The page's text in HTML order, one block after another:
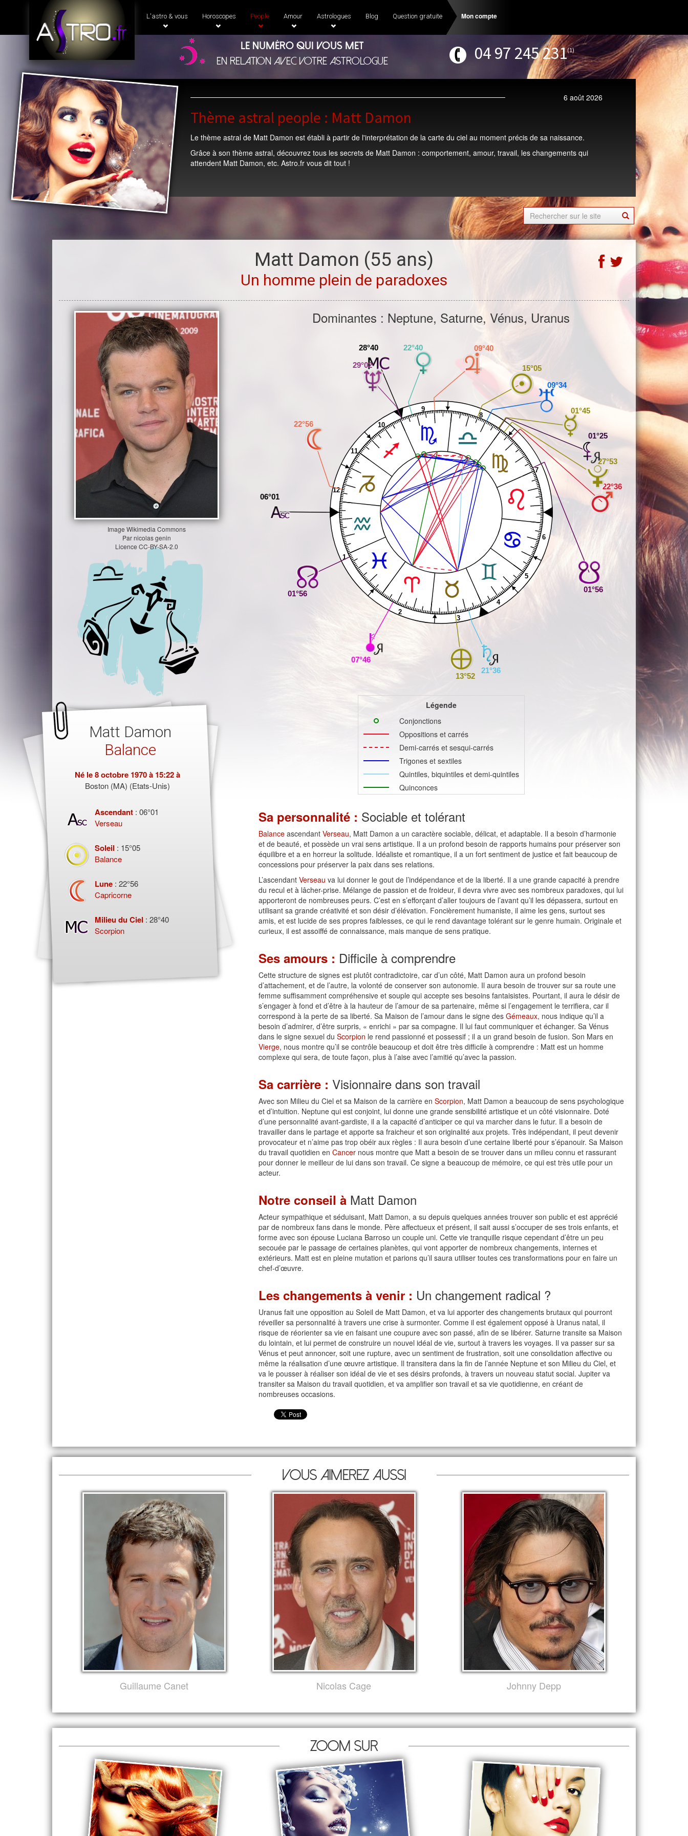
L'astro & vous Horoscopes People Amour Astrologues Blog Question gratuite Mon compte
Le numéro qui vous met
en relation avec votre astrologue
04 97 245 231(1)
6 août 2026
Thème astral people : Matt Damon
Le thème astral de Matt Damon est établi à partir de l'interprétation de la carte du ciel au moment précis de sa naissance.
Grâce à son thème astral, découvrez tous les secrets de Matt Damon : comportement, amour, travail, les changements qui
attendent Matt Damon, etc. Astro.fr vous dit tout !
Matt Damon (55 ans)
Un homme plein de paradoxes
Image Wikimedia Commons
Parnicolas genin
Licence CC-BY-SA-2.0
Matt Damon
Balance
Né le8 octobre 1970à 15:22 à
Boston (MA) (Etats-Unis)
Ascendant : 06°01
Verseau
Soleil : 15°05
Balance
Lune : 22°56
Capricorne
Milieu du Ciel : 28°40
Scorpion
Dominantes : Neptune, Saturne, Vénus, Uranus
1
2
3
4
5
6
7
8
9
10
11
12
06°01
01°56
07°46
13°52
21°36
01°56
22°36
27°53
01°25
01°45
09°34
15°05
09°40
22°40
28°40
29°02
22°56
Légende
Conjonctions
Oppositions et carrés
Demi-carrés et sesqui-carrés
Trigones et sextiles
Quintiles, biquintiles et demi-quintiles
Quinconces
Sa personnalité : Sociable et tolérant
Balanceascendant Verseau, Matt Damon a un caractère sociable, délicat, et adaptable. Il a besoin d’harmonie
et de beauté, et possède un vrai sens artistique. Il a un profond besoin de rapports humains pour préserver son
équilibre et a en horreur la solitude. Idéaliste et romantique, il a un fort sentiment de justice et fait beaucoup de
concessions pour préserver la paix dans ses relations.
L’ascendant Verseau va lui donner le gout de l’indépendance et de la liberté. Il a une grande capacité à prendre
du recul et à lâcher-prise. Mélange de passion et de froideur, il devra vivre avec ses nombreux paradoxes, qui lui
apporteront de nombreuses peurs. C’est en s’efforçant d’aller toujours de l’avant qu’il les dépassera, surtout en
utilisant sa grande créativité et son désir d’élévation. Foncièrement humaniste, il aime les gens, surtout ses
amis, et est lucide de ses propres faiblesses, ce qui le rend davantage tolérant sur le genre humain. Originale et
curieux, il est assoiffé de connaissance, mais manque de sens pratique.
Ses amours : Difficile à comprendre
Cette structure de signes est plutôt contradictoire, car d’un côté, Matt Damon aura un profond besoin
d’attachement, et de l’autre, la volonté de conserver son autonomie. Il aura besoin de trouver sur sa route une
femme suffisamment compréhensive et souple qui accepte ses besoins fantaisistes. Pourtant, il aura le désir de
s’engager à fond et d’être à la hauteur de l’amour de sa partenaire, même si l’engagement le terrifiera, car il
correspond à la perte de sa liberté. Sa Maison de l’amour dans le signe des Gémeaux, nous indique qu’il a
besoin d’admirer, d’être surpris, « enrichi » par sa compagne. Il lui faut communiquer et échanger. Sa Vénus
dans le signe sexuel du Scorpion le rend passionné et possessif ; il a un grand besoin de fusion. Son Mars en
Vierge, nous montre qu’il se contrôle beaucoup et doit être très difficile à comprendre : Matt est un homme
complexe qui sera, de toute façon, plus à l’aise avec l’amitié qu’avec la passion.
Sa carrière : Visionnaire dans son travail
Avec son Milieu du Ciel et sa Maison de la carrière en Scorpion, Matt Damon a beaucoup de sens psychologique
et d’intuition. Neptune qui est conjoint, lui donne une grande sensibilité artistique et un côté visionnaire. Doté
d’une personnalité avant-gardiste, il a la capacité d’anticiper ce qui va marcher dans le futur. Il a besoin de
travailler dans le partage et apporte sa fraicheur et son originalité aux projets. Très indépendant, il peut devenir
provocateur et n’aime pas trop obéir aux règles : Il aura besoin d’une certaine liberté pour s’épanouir. Sa Maison
du travail quotidien en Cancernous montre que Matt a besoin de se trouver dans un milieu connu et rassurant
pour donner le meilleur de lui dans son travail. Ce signe a beaucoup de mémoire, ce qui est très utile pour un
acteur.
Notre conseil àMatt Damon
Acteur sympathique et séduisant, Matt Damon, a su depuis quelques années trouver son public et est apprécié
par de nombreux fans dans le monde. Père affectueux et présent, il sait aussi s’occuper de ses trois enfants, et
forme avec son épouse Luciana Barroso un couple uni. Cette vie tranquille risque cependant d’être un peu
secouée par le passage de certaines planètes, qui vont apporter de nombreux changements, internes et
extérieurs. Matt est en pleine mutation et parions qu’il saura utiliser toutes ces transformations pour en faire un
chef-d’œuvre.
Les changements à venir : Un changement radical ?
Uranus fait une opposition au Soleil de Matt Damon, et va lui apporter des changements brutaux qui pourront
réveiller sa personnalité à travers une crise à surmonter. Comme il est également opposé à Uranus natal, il
risque de réorienter sa vie en faisant une coupure avec son passé, afin de se libérer. Saturne transite sa Maison
du lointain, et lui permet de construire un nouvel idéal de vie, surtout à travers les voyages. Il va passer sur sa
Vénus et peut annoncer, soit une rupture, avec un sentiment de frustration, soit une consolidation affective ou
même la réalisation d’une œuvre artistique. Il transitera dans la fin de l’année Neptune et son Milieu du Ciel, et
va le pousser à réaliser son idéal de vie et ses désirs profonds, à travers un nouveau statut social. Jupiter va
transiter sa Maison du travail quotidien, et va amplifier son travail et sa vie quotidienne, en créant de
nombreuses occasions.
Vous aimerez aussi
Guillaume Canet Nicolas Cage Johnny Depp
Zoom sur